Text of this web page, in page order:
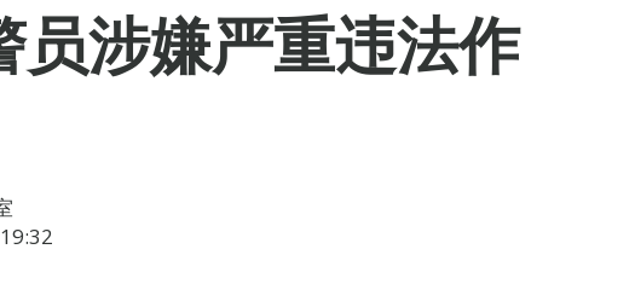
员涉嫌严重违法作